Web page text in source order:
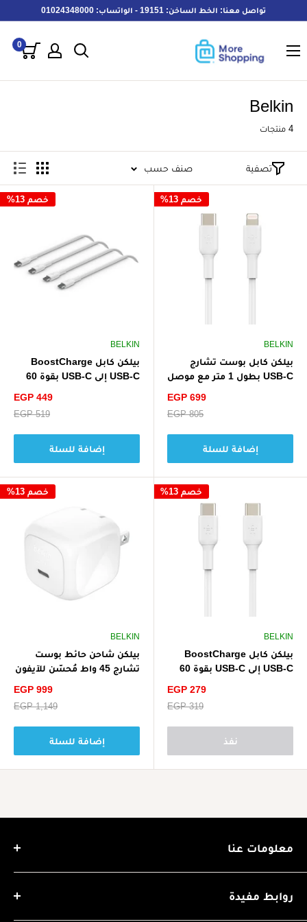
المحتوى
تواصل معنا: الخط الساخن: 19151 - الواتساب: 01024348000
0
Belkin
4 منتجات
تصفية صنف حسب
خصم 13%
BELKIN
بيلكن كابل بوست تشارج
USB-C بطول 1 متر مع موصل
سعر
EGP 699
سعر
EGP 805
إضافة للسلة
خصم 13%
BELKIN
بيلكن كابل BoostCharge
USB-C إلى USB-C بقوة 60
سعر
EGP 449
سعر
EGP 519
إضافة للسلة
خصم 13%
BELKIN
بيلكن كابل BoostCharge
USB-C إلى USB-C بقوة 60
سعر
EGP 279
سعر
EGP 319
نفذ
خصم 13%
BELKIN
بيلكن شاحن حائط بوست
تشارج 45 واط مُحسّن للآيفون
سعر
EGP 999
سعر
EGP 1,149
إضافة للسلة
معلومات عنا
تأسست شركة مورشوبينج في عام 2018، ومنذ ذلك الحين ونحن
نعمل على اختيار المنتجات عالية الجودة والمضمونة والمعتمدة
روابط مفيدة